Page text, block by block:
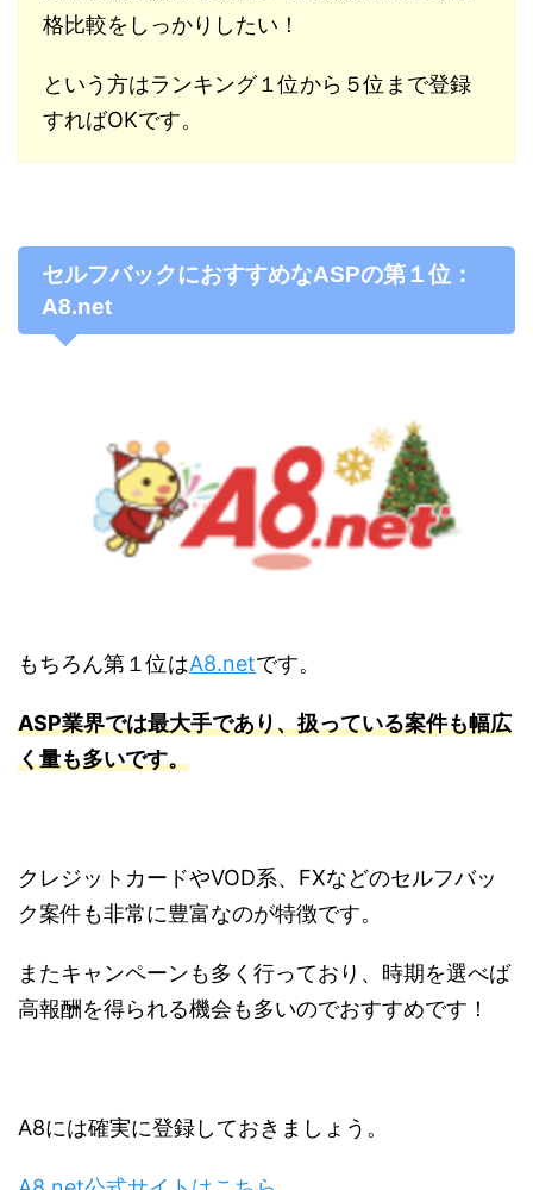
格比較をしっかりしたい！
という方はランキング１位から５位まで登録
すればOKです。
セルフバックにおすすめなASPの第１位：
A8.net
もちろん第１位はA8.netです。
ASP業界では最大手であり、扱っている案件も幅広
く量も多いです。
クレジットカードやVOD系、FXなどのセルフバッ
ク案件も非常に豊富なのが特徴です。
またキャンペーンも多く行っており、時期を選べば
高報酬を得られる機会も多いのでおすすめです！
A8には確実に登録しておきましょう。